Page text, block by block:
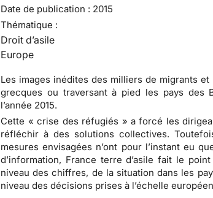
Date de publication : 2015
Thématique :
Droit d’asile
Europe
Les images inédites des milliers de migrants
grecques ou traversant à pied les pays des
l’année 2015.
Cette « crise des réfugiés » a forcé les
réfléchir à des solutions collectives.
mesures envisagées n’ont pour l’instant eu
d’information, France terre d’asile fait le
niveau des chiffres, de la situation dans les
niveau des décisions prises à l’échelle